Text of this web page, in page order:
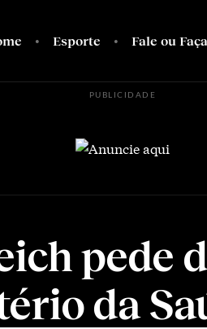
Esporte Fale ou
PUBLICIDADE
pede
da